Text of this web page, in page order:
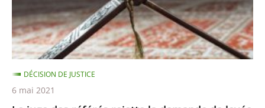
demande
de
levée
du
couvre-
feu
DÉCISION DE JUSTICE
6 mai 2021